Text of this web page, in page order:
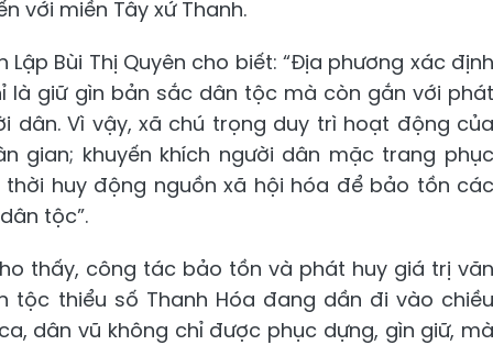
với miền Tây xứ Thanh.
Bùi Thị Quyên cho biết: “Địa phương xác định
là giữ gìn bản sắc dân tộc mà còn gắn với phát
dân. Vì vậy, xã chú trọng duy trì hoạt động của
gian; khuyến khích người dân mặc trang phục
huy động nguồn xã hội hóa để bảo tồn các
tộc”.
thấy, công tác bảo tồn và phát huy giá trị văn
thiểu số Thanh Hóa đang dần đi vào chiều
dân vũ không chỉ được phục dựng, gìn giữ, mà